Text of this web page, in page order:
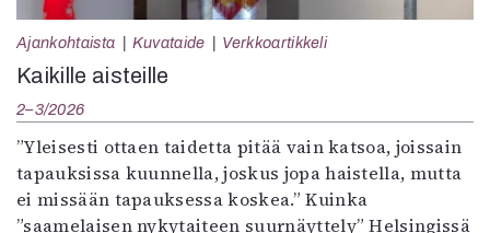
Ajankohtaista Kuvataide Verkkoartikkeli
Kaikille aisteille
2–3/2026
”Yleisesti ottaen taidetta pitää vain katsoa, joissain
tapauksissa kuunnella, joskus jopa haistella, mutta
ei missään tapauksessa koskea.” Kuinka
”saamelaisen nykytaiteen suurnäyttely” Helsingissä